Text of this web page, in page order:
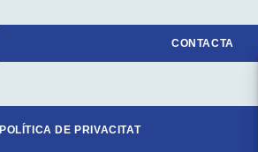
CONTACTA
POLÍTICA DE PRIVACITAT